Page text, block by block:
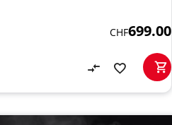
CHF699.00